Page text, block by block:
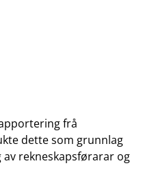
frå
dette som grunnlag
rekneskapsførarar og